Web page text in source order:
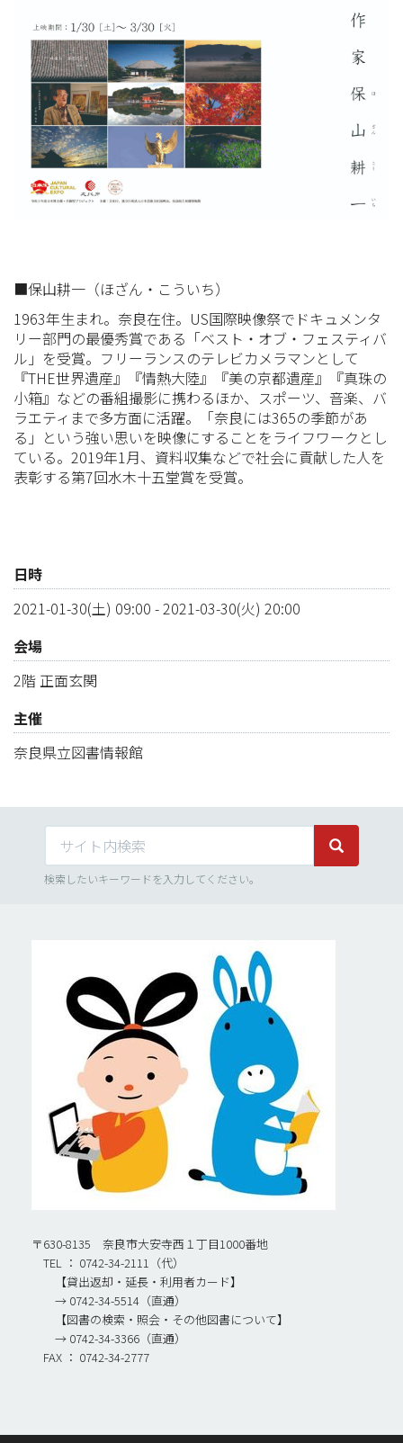
■保山耕一（ほざん・こういち）
1963年生まれ。奈良在住。US国際映像祭でドキュメンタ
リー部門の最優秀賞である「ベスト・オブ・フェスティバ
ル」を受賞。フリーランスのテレビカメラマンとして
『THE世界遺産』『情熱大陸』『美の京都遺産』『真珠の
小箱』などの番組撮影に携わるほか、スポーツ、音楽、バ
ラエティまで多方面に活躍。「奈良には365の季節があ
る」という強い思いを映像にすることをライフワークとし
ている。2019年1月、資料収集などで社会に貢献した人を
表彰する第7回水木十五堂賞を受賞。
日時
2021-01-30(土) 09:00 -2021-03-30(火) 20:00
会場
2階 正面玄関
主催
奈良県立図書情報館
サイト内検索 サイト内
検索したいキーワードを入力してください。
〒630-8135 奈良市大安寺西１丁目1000番地
TEL ： 0742-34-2111（代）
【貸出返却・延長・利用者カード】
→ 0742-34-5514（直通）
【図書の検索・照会・その他図書について】
→ 0742-34-3366（直通）
FAX ： 0742-34-2777